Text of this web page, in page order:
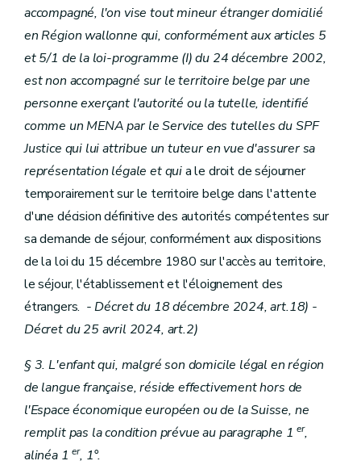
accompagné, l'on vise tout mineur étranger domicilié
en Région wallonne qui, conformément aux articles 5
et 5/1 de la loi-programme (I) du 24 décembre 2002,
est non accompagné sur le territoire belge par une
personne exerçant l'autorité ou la tutelle, identifié
comme un MENA par le Service des tutelles du SPF
Justice qui lui attribue un tuteur en vue d'assurer sa
représentation légale et quia le droit de séjourner
temporairement sur le territoire belge dans l'attente
d'une décision définitive des autorités compétentes sur
sa demande de séjour, conformément aux dispositions
de la loi du 15 décembre 1980 sur l'accès au territoire,
le séjour, l'établissement et l'éloignement des
étrangers. - Décret du 18 décembre 2024, art.18) -
Décret du 25 avril 2024, art.2)
§ 3. L'enfant qui, malgré son domicile légal en région
de langue française, réside effectivement hors de
l'Espace économique européen ou de la Suisse, ne
remplit pas la condition prévue au paragraphe 1er,
alinéa 1er, 1°.